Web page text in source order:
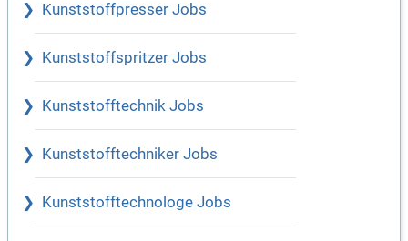
Kunststoffpresser Jobs
Kunststoffspritzer Jobs
Kunststofftechnik Jobs
Kunststofftechniker Jobs
Kunststofftechnologe Jobs